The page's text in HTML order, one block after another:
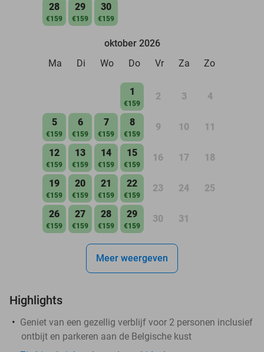
28
€159
29
€159
30
€159
oktober 2026
Ma
Di Wo Do Vr Za Zo
1
€159
2 3 4
5
€159
6
€159
7
€159
8
€159
9 10 11
12
€159
13
€159
14
€159
15
€159
16 17 18
19
€159
20
€159
21
€159
22
€159
23 24 25
26
€159
27
€159
28
€159
29
€159
30 31
Meer weergeven
Highlights
Geniet van een gezellig verblijf voor 2 personen inclusief
ontbijt en parkeren aan de Belgische kust